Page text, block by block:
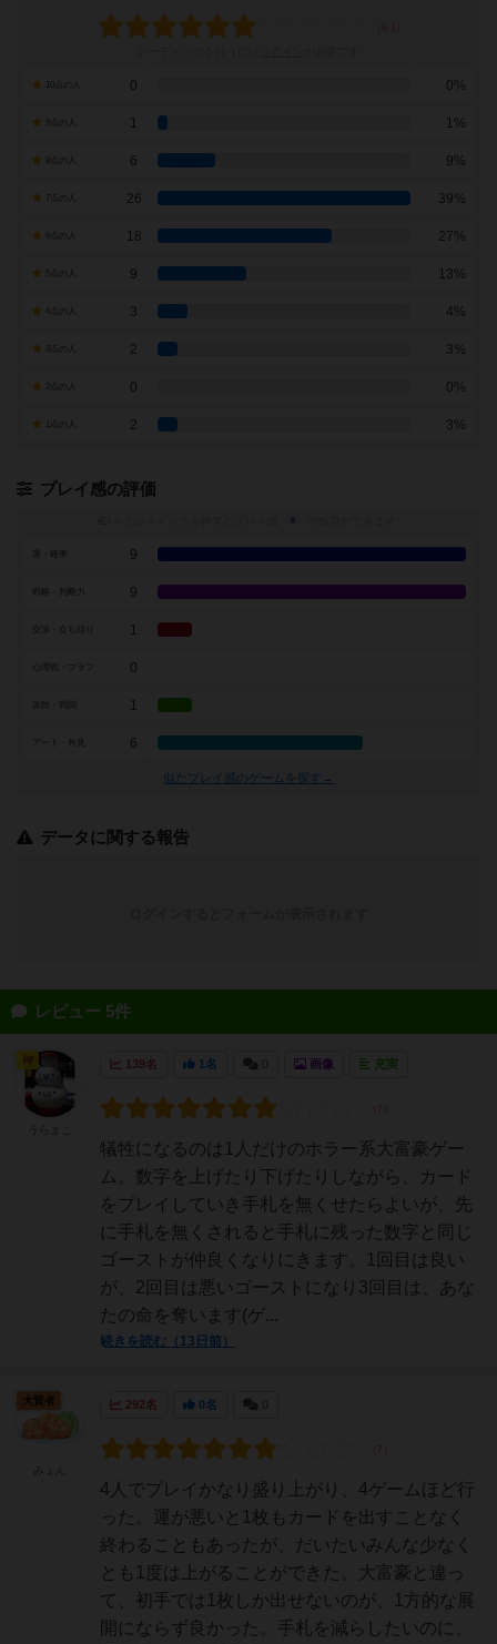
0 0%
9点の人 1 1%
6 9%
7点の人 26 39%
18 27%
9 13%
3 4%
2 3%
0 0%
2 3%
プレイ感の評価
※
9
9
交渉・立ち回り 1
0
1
アート・外見 6
似たプレイ感のゲームを探す→
データに関する報告
レビュー 5件
139名 1名 画像 充実
犠牲になるのは1人だけのホラー系大富豪ゲー
ム。数字を上げたり下げたりしながら、カード
をプレイしていき手札を無くせたらよいが、先
に手札を無くされると手札に残った数字と同じ
ゴーストが仲良くなりにきます。1回目は良い
が、2回目は悪いゴーストになり3回目は、あな
たの命を奪います(ゲ...
続きを読む（13日前）
神
292名 0名
4人でプレイかなり盛り上がり、4ゲームほど行
った。運が悪いと1枚もカードを出すことなく
終わることもあったが、だいたいみんな少なく
とも1度は上がることができた。大富豪と違っ
て、初手では1枚しか出せないのが、1方的な展
開にならず良かった。手札を減らしたいのに、
大賢者